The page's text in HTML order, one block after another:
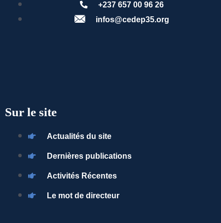
+237 657 00 96 26
infos@cedep35.org
Sur le site
Actualités du site
Dernières publications
Activités Récentes
Le mot de directeur